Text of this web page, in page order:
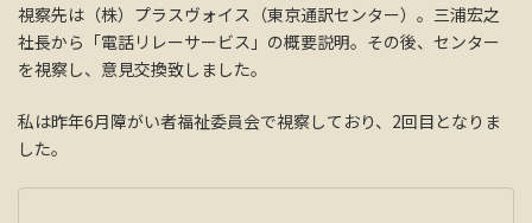
視察先は（株）プラスヴォイス（東京通訳センター）。三浦宏之
社長から「電話リレーサービス」の概要説明。その後、センター
を視察し、意見交換致しました。
私は昨年6月障がい者福祉委員会で視察しており、2回目となりま
した。